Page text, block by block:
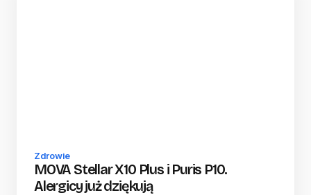
Zdrowie
MOVA Stellar X10 Plus i Puris P10.
Alergicy już dziękują